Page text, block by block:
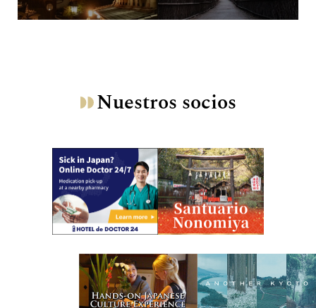
Nuestros socios